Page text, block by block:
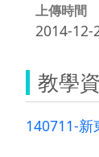
上傳時間
2014-12-
教學
140711-新